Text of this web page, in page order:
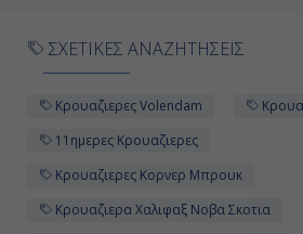
ΣΧΕΤΙΚΕΣ ΑΝΑΖΗΤΗΣΕΙΣ
Κρουαζιερες Volendam
11ημερες Κρουαζιερες
Κρουαζιερες Κορνερ Μπρουκ
Κρουαζιερα Χαλιφαξ Νοβα Σκοτια